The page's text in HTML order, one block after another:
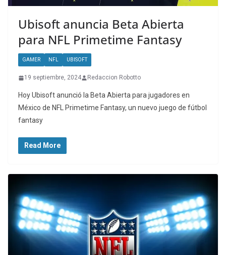
Ubisoft anuncia Beta Abierta
para NFL Primetime Fantasy
GAMER NFL UBISOFT
19 septiembre, 2024 Redaccion Robotto
Hoy Ubisoft anunció la Beta Abierta para jugadores en
México de NFL Primetime Fantasy, un nuevo juego de fútbol
fantasy
Read More